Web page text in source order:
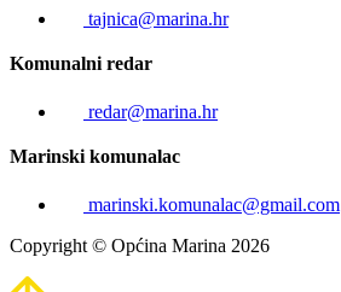
tajnica@marina.hr
Komunalni redar
redar@marina.hr
Marinski komunalac
marinski.komunalac@gmail.com
Copyright © Općina Marina 2026